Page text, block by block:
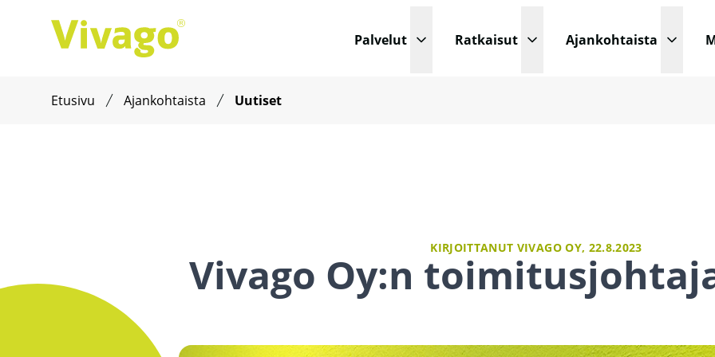
Palvelut Avaa pudotusvalikko
Ratkaisut Avaa pudotusvalikko
Ajankohtaista Avaa
Etusivu Ajankohtaista Uutiset
KIRJOITTANUT VIVAGO OY, 22.8.2023
Vivago Oy:n